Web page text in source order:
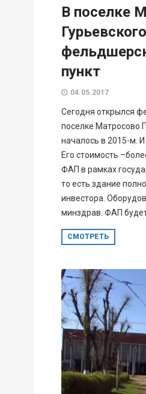
В поселке
пункт
04.05.2017
Сегодня открылся
поселке Матросово
началось в 2015-м. И
Его стоимость
ФАП в рамках
то есть здание
инвестора.
минздрав. ФАП будет
СМОТРЕТЬ